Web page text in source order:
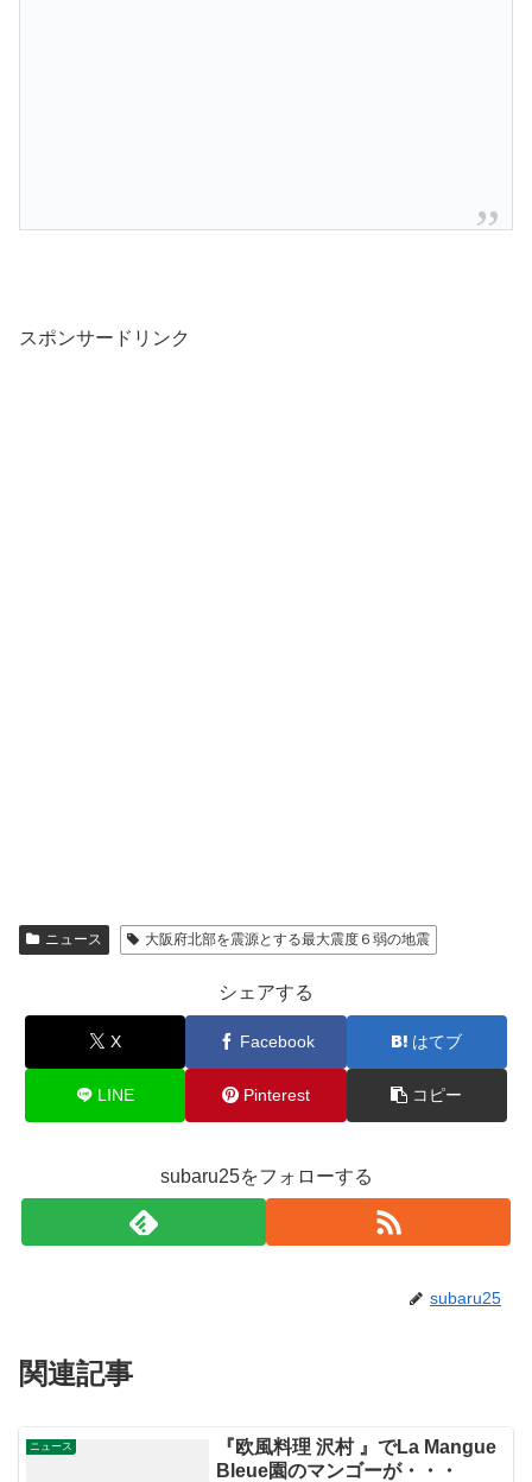
スポンサードリンク
ニュース 大阪府北部を震源とする最大震度６弱の地震
シェアする
X Facebook はてブ
LINE Pinterest コピー
subaru25をフォローする
subaru25
関連記事
ニュース
『欧風料理 沢村 』でLa Mangue
Bleue園のマンゴーが・・・